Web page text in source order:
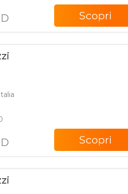
D Scopri
D Scopri